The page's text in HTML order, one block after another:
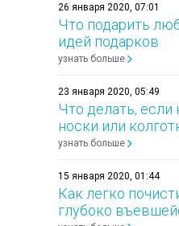
26 января 2020, 07:01
Что подарить
идей подарков
узнать больше
23 января 2020, 05:49
Что делать, если
носки или
узнать больше
15 января 2020, 01:44
Как легко
глубоко